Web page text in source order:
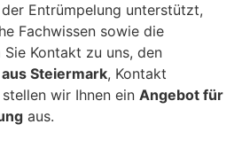
Entrümpelung unterstützt,
Fachwissen sowie die
Kontakt zu uns, den
Steiermark, Kontakt
wir Ihnen ein Angebot für
aus.